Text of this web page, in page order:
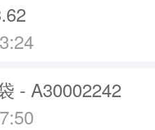
- A30002242